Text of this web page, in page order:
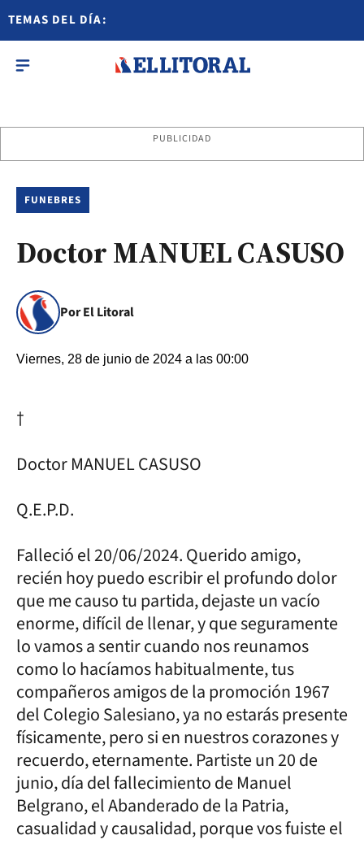
TEMAS DEL DÍA:
PUBLICIDAD
FUNEBRES
Doctor MANUEL CASUSO
Por El Litoral
Viernes, 28 de junio de 2024 a las 00:00
†
Doctor MANUEL CASUSO
Q.E.P.D.
Falleció el 20/06/2024. Querido amigo,
recién hoy puedo escribir el profundo dolor
que me causo tu partida, dejaste un vacío
enorme, difícil de llenar, y que seguramente
lo vamos a sentir cuando nos reunamos
como lo hacíamos habitualmente, tus
compañeros amigos de la promoción 1967
del Colegio Salesiano, ya no estarás presente
físicamente, pero si en nuestros corazones y
recuerdo, eternamente. Partiste un 20 de
junio, día del fallecimiento de Manuel
Belgrano, el Abanderado de la Patria,
casualidad y causalidad, porque vos fuiste el